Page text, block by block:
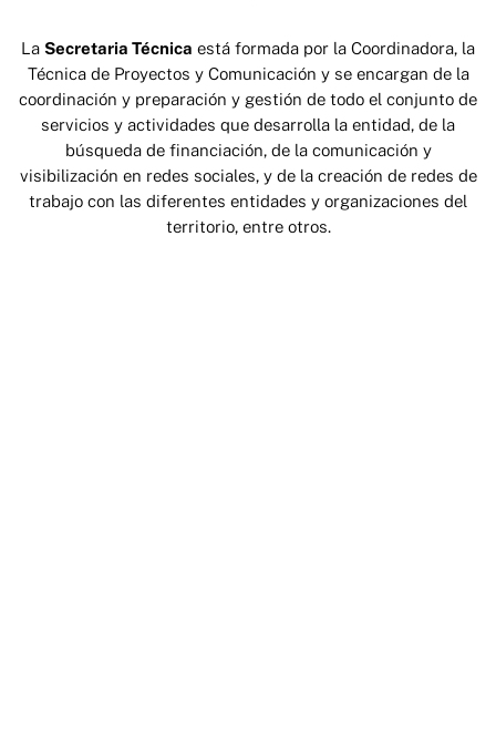
La Secretaria Técnica está formada por la Coordinadora, la
Técnica de Proyectos y Comunicación y se encargan de la
coordinación y preparación y gestión de todo el conjunto de
servicios y actividades que desarrolla la entidad, de la
búsqueda de financiación, de la comunicación y
visibilización en redes sociales, y de la creación de redes de
trabajo con las diferentes entidades y organizaciones del
territorio, entre otros.